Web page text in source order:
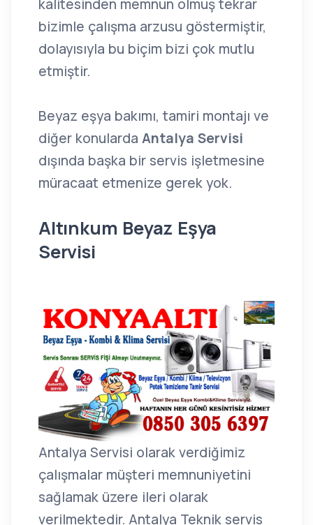
kalitesinden memnun olmuş tekrar
bizimle çalışma arzusu göstermiştir,
dolayısıyla bu biçim bizi çok mutlu
etmiştir.
Beyaz eşya bakımı, tamiri montajı ve
diğer konularda Antalya Servisi
dışında başka bir servis işletmesine
müracaat etmenize gerek yok.
Altınkum Beyaz Eşya
Servisi
Antalya Servisi olarak verdiğimiz
çalışmalar müşteri memnuniyetini
sağlamak üzere ileri olarak
verilmektedir. Antalya Teknik servis